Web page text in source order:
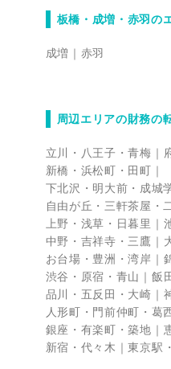
板橋・成増・赤羽の
成増 赤羽
周辺エリアの財務の
立川・八王子・青梅
新橋・浜松町・田町
下北沢・明大前・成城
自由が丘・三軒茶屋・
上野・浅草・日暮里
中野・吉祥寺・三鷹
お台場・豊洲・湾岸
渋谷・原宿・青山
飯
品川・五反田・大崎
人形町・門前仲町・葛
銀座・有楽町・築地
新宿・代々木
東京駅